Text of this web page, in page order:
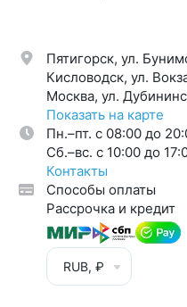
Пятигорск, ул.
Кисловодск, ул.
Москва, ул.
Показать на карте
Пн.–пт. с 08:00 до
Cб.–вс. с 10:00 до
Контакты
Способы оплаты
Рассрочка и кредит
RUB, ₽